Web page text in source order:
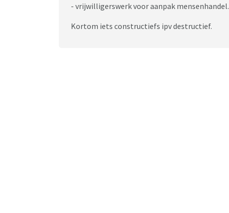
- vrijwilligerswerk voor aanpak mensenhandel.
Kortom iets constructiefs ipv destructief.